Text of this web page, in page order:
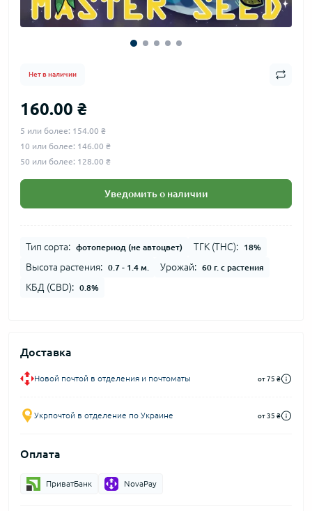
Нет в наличии
160.00 ₴
5 или более: 154.00 ₴
10 или более: 146.00 ₴
50 или более: 128.00 ₴
Уведомить о наличии
Тип сорта: фотопериод (не автоцвет) ТГК (THC): 18%
Высота растения: 0.7 - 1.4 м. Урожай: 60 г. с растения
КБД (CBD): 0.8%
Доставка
Новой почтой в отделения и почтоматы от 75 ₴
Укрпочтой в отделение по Украине от 35 ₴
Оплата
ПриватБанк NovaPay